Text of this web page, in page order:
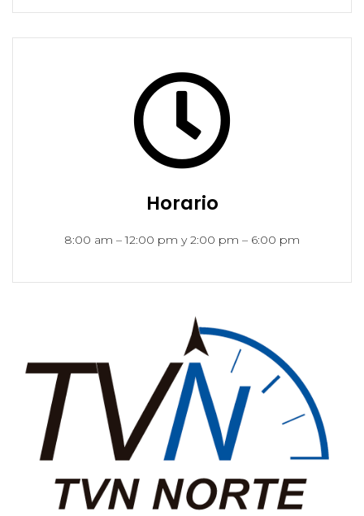
Horario
8:00 am – 12:00 pm y 2:00 pm – 6:00 pm